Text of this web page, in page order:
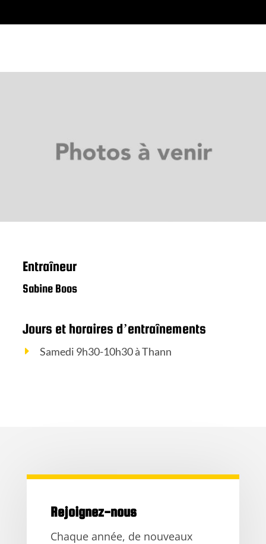
Entraîneur
Sabine Boos
Jours et horaires d’entraînements
Samedi 9h30-10h30 à Thann
Rejoignez-nous
Chaque année, de nouveaux